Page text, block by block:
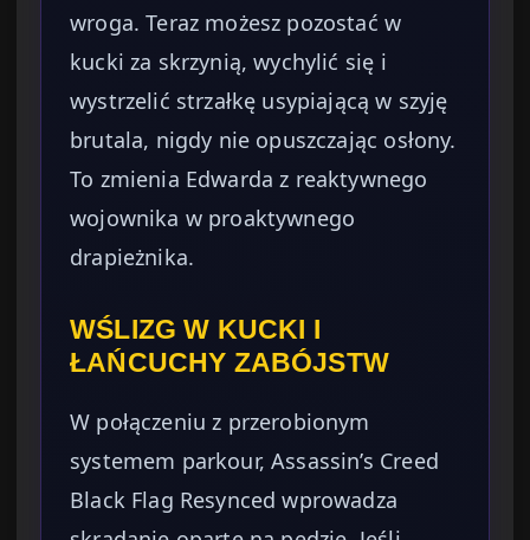
wroga. Teraz możesz pozostać w
kucki za skrzynią, wychylić się i
wystrzelić strzałkę usypiającą w szyję
brutala, nigdy nie opuszczając osłony.
To zmienia Edwarda z reaktywnego
wojownika w proaktywnego
drapieżnika.
WŚLIZG W KUCKI I
ŁAŃCUCHY ZABÓJSTW
W połączeniu z przerobionym
systemem parkour, Assassin’s Creed
Black Flag Resynced wprowadza